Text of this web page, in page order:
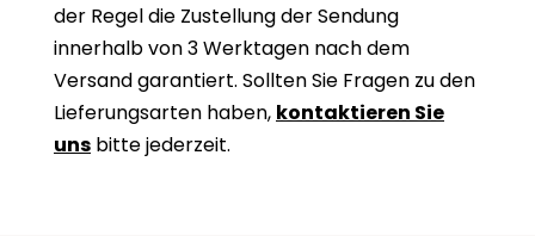
der Regel die Zustellung der Sendung
innerhalb von 3 Werktagen nach dem
Versand garantiert. Sollten Sie Fragen zu den
Lieferungsarten haben, kontaktieren Sie
uns bitte jederzeit.